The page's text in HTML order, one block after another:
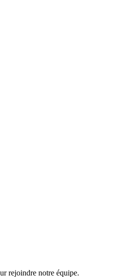
rejoindre notre équipe.